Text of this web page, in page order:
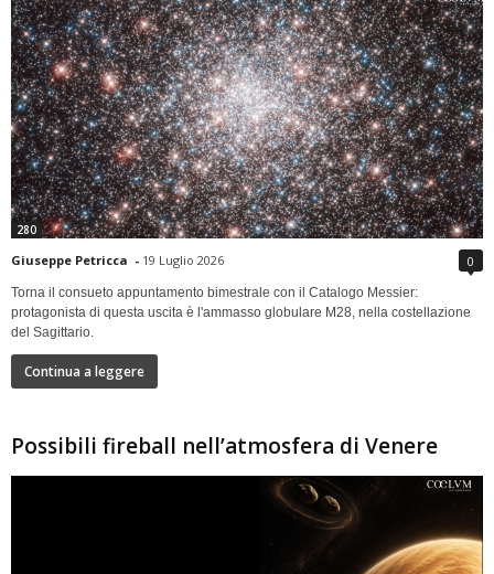
280
Giuseppe Petricca - 19 Luglio 2026 0
Torna il consueto appuntamento bimestrale con il Catalogo Messier:
protagonista di questa uscita è l'ammasso globulare M28, nella costellazione
del Sagittario.
Continua a leggere
Possibili fireball nell’atmosfera di Venere